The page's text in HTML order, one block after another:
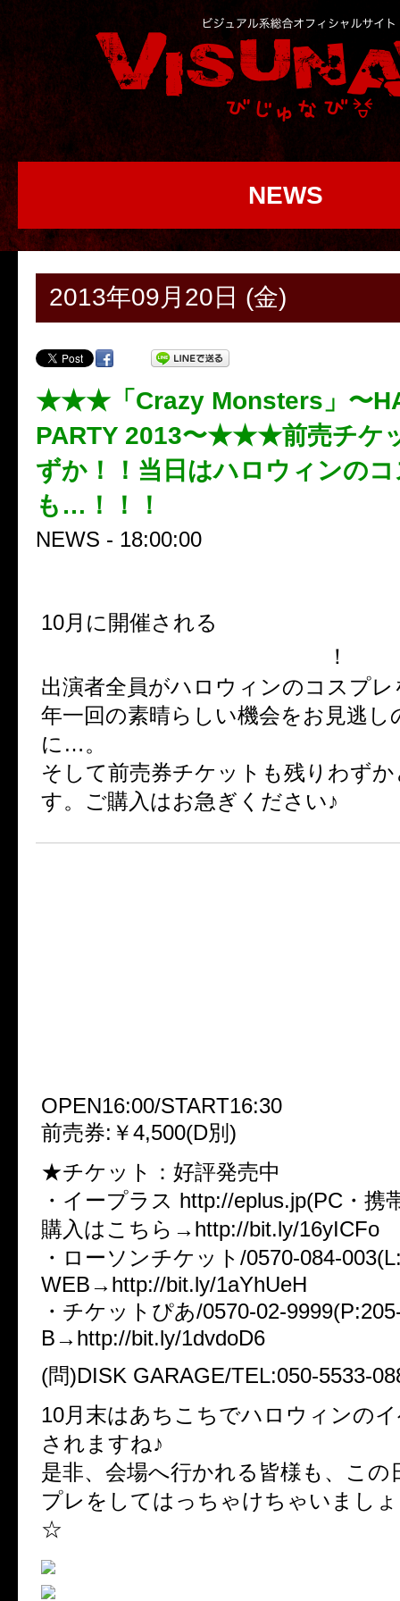
NEWS
2013年09月20日 (金)
★★★「Crazy Monsters」〜
PARTY 2013〜★★★前売チケ
ずか！！当日はハロウィンの
も…！！！
NEWS - 18:00:00
10月に開催される
！
出演者全員がハロウィンのコスプ
年一回の素晴らしい機会をお見逃し
に…。
そして前売券チケットも残りわず
す。ご購入はお急ぎください♪
OPEN16:00/START16:30
前売券:￥4,500(D別)
★チケット：好評発売中
・イープラス http://eplus.jp(PC・
購入はこちら→http://bit.ly/16yICFo
・ローソンチケット/0570-084-
WEB→http://bit.ly/1aYhUeH
・チケットぴあ/0570-02-
B→http://bit.ly/1dvdoD6
(問)DISK GARAGE/TEL:050-5533-
10月末はあちこちでハロウィンの
されますね♪
是非、会場へ行かれる皆様も、この
プレをしてはっちゃけちゃいまし
☆